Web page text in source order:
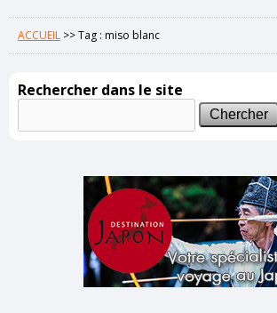
ACCUEIL >>Tag : miso blanc
Rechercher dans le site